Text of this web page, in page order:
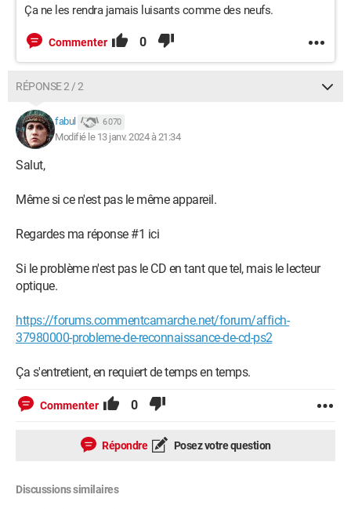
Ça ne les rendra jamais luisants comme des neufs.
Commenter 0
RÉPONSE 2 / 2
fabul 6 070
Modifié le 13 janv. 2024 à 21:34
Salut,
Même si ce n'est pas le même appareil.
Regardes ma réponse #1 ici
Si le problème n'est pas le CD en tant que tel, mais le lecteur
optique.
https://forums.commentcamarche.net/forum/affich-
37980000-probleme-de-reconnaissance-de-cd-ps2
Ça s'entretient, en requiert de temps en temps.
Commenter 0
Répondre Posez votre question
Discussions similaires